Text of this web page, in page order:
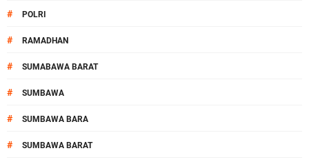
# POLRI
# RAMADHAN
# SUMABAWA BARAT
# SUMBAWA
# SUMBAWA BARA
# SUMBAWA BARAT